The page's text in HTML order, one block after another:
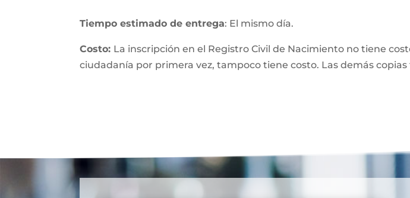
Tiempo estimado de entrega: El mismo día.
Costo: La inscripción en el Registro Civil de Nacimiento no tiene
ciudadanía por primera vez, tampoco tiene costo. Las demás